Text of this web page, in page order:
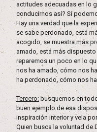
actitudes adecuadas en lo
conducirnos así? Sí
Hay una verdad que la
se sabe perdonado, está
acogido, se muestra más
amado, está más dispuesto
reparemos un poco en lo
nos ha amado, cómo nos
ha perdonado, cómo nos
Tercero: busquemos en
buen ejemplo de esa
inspiración interior y vela
Quien busca la voluntad de